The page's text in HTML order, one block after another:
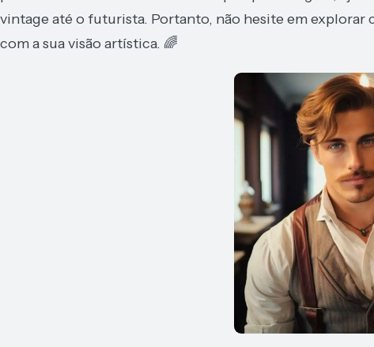
vintage até o futurista. Portanto, não hesite em
com a sua visão artística. 🌈